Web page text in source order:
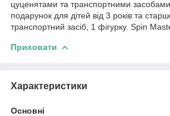
цуценятами та транспортними
подарунок для дітей від 3 років та
транспортний засіб, 1 фігурку. Spin
Приховати
Характеристики
Основні